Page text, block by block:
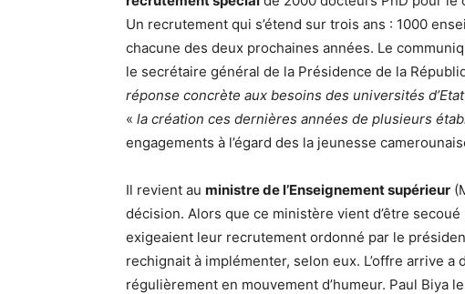
Un recrutement qui s’étend sur trois ans : 1000
chacune des deux prochaines années. Le
le secrétaire général de la Présidence de la
réponse concrète aux besoins des universités
« la création ces dernières années de plusieurs
engagements à l’égard des la jeunesse
Il revient au ministre de l’Enseignement supérieur
décision. Alors que ce ministère vient d’être
exigeaient leur recrutement ordonné par le
rechignait à implémenter, selon eux. L’offre arrive
régulièrement en mouvement d’humeur. Paul Biya